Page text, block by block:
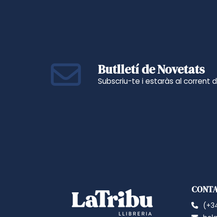
Butlletí de Novetats
Subscriu-te i estaràs al corrent